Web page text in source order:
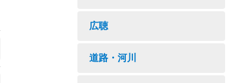
広聴
道路・河川